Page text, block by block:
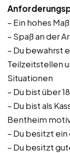
– Ein hohes
– Spaß an der
– Du bewahrst
Teilzeitstellen
Situationen
– Du bist über
– Du bist als
Bentheim
– Du besitzt
– Du besitzt